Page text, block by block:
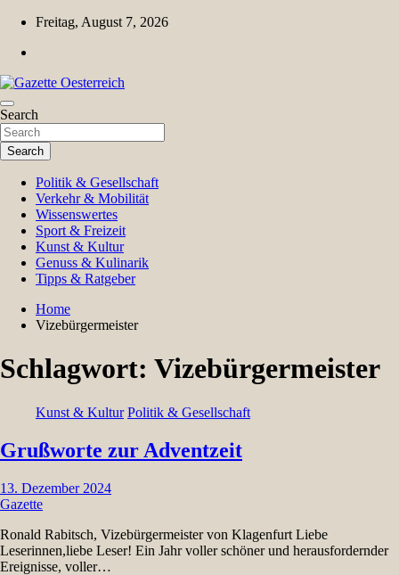
Skip
content
Freitag, August 7, 2026
Gazette Oesterreich
Magazin für Freizeit, Politik, Kultur & Wissenschaft
Search
Search
Politik & Gesellschaft
Verkehr & Mobilität
Wissenswertes
Sport & Freizeit
Kunst & Kultur
Genuss & Kulinarik
Tipps & Ratgeber
Home
Vizebürgermeister
Schlagwort: Vizebürgermeister
Kunst & Kultur Politik & Gesellschaft
Grußworte zur Adventzeit
13. Dezember 2024
Gazette
Ronald Rabitsch, Vizebürgermeister von Klagenfurt Liebe
Leserinnen,liebe Leser! Ein Jahr voller schöner und herausfordernder
Ereignisse, voller…